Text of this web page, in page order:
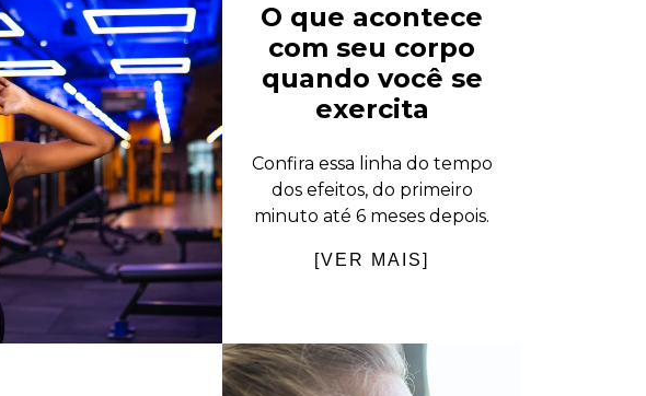
O que acontece
com seu corpo
quando você se
exercita
Confira essa linha do tempo
dos efeitos, do primeiro
minuto até 6 meses depois.
[VER MAIS]